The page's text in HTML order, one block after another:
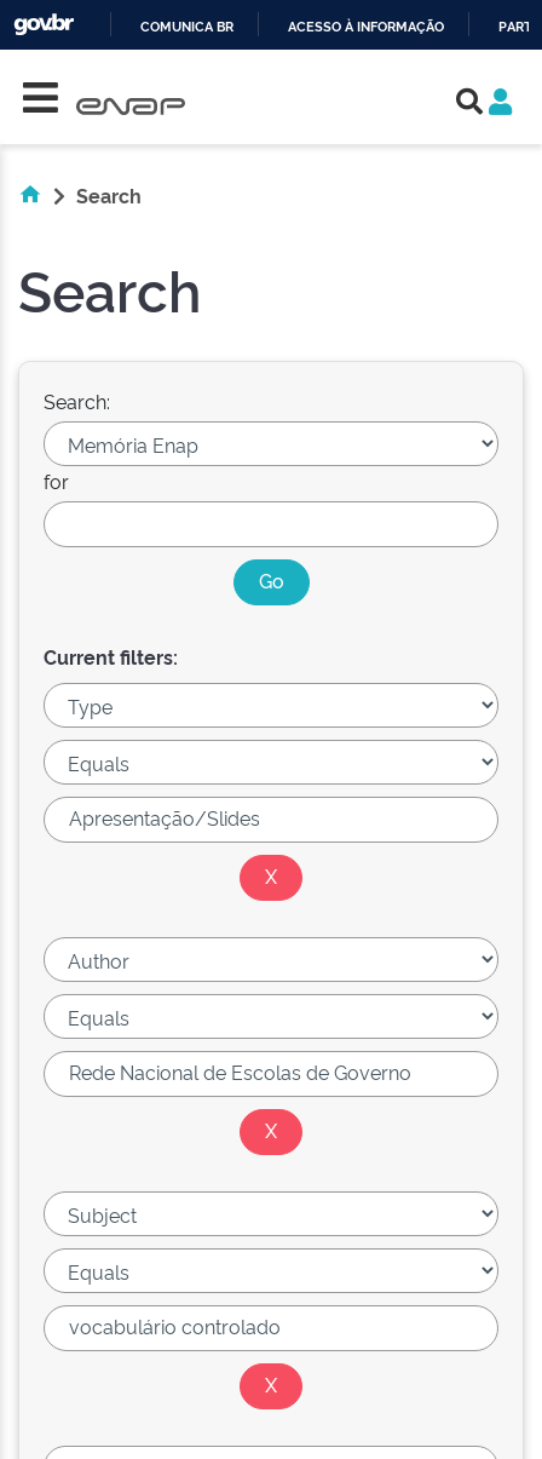
COMUNICA BR ACESSO À INFORMAÇÃO
Search
Search
Search:
for
Current filters: